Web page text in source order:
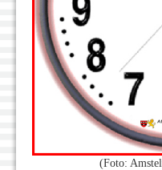
(Foto: